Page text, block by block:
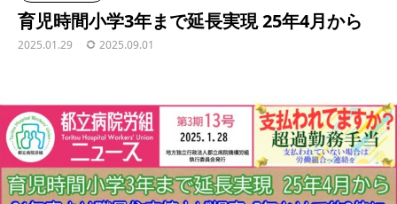
育児時間小学3年まで延長実現 25年4月から
2025.01.29 2025.09.01